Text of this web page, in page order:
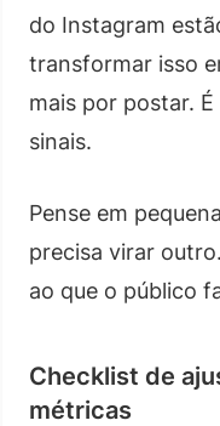
do Instagram
transformar isso
mais por postar.
sinais.
Pense em
precisa virar
ao que o público
Checklist de
métricas